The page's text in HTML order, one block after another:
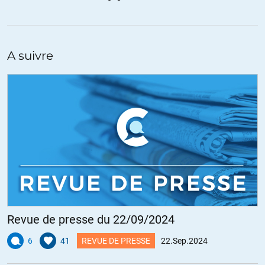
manifestations interdites. En occident c’est le boycott des produits
israéliens interdits. Cherchez ce qui reste de nos libertés et de la
La Mola// 23.09.2024 à 21h39
notre 1er ministre du « gouvernement introuvable » a déclaré sans
sourciller « la capacité d’Israel à (se défendre) génocider n’est pas
négociable »
A suivre
Revue de presse du 22/09/2024
6 41 REVUE DE PRESSE 22.Sep.2024